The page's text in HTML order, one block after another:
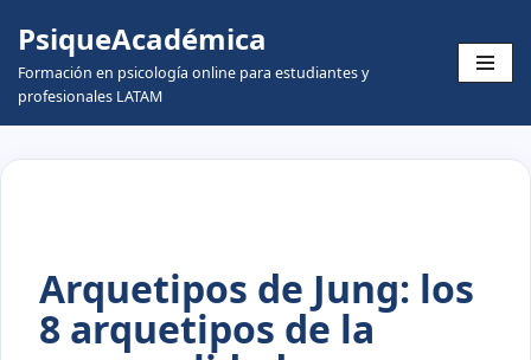
Skip
to
content
PsiqueAcadémica
Formación en psicología online para estudiantes y
profesionales LATAM
Arquetipos de Jung: los
8 arquetipos de la